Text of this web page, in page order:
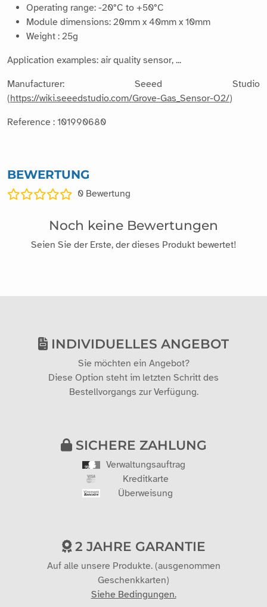
Operating range: -20°C to +50°C
Module dimensions: 20mm x 40mm x 10mm
Weight : 25g
Application examples: air quality sensor, ...
Manufacturer: Seeed Studio
(https://wiki.seeedstudio.com/Grove-Gas_Sensor-O2/)
Reference : 101990680
BEWERTUNG
0 Bewertung
Noch keine Bewertungen
Seien Sie der Erste, der dieses Produkt bewertet!
INDIVIDUELLES ANGEBOT
Sie möchten ein Angebot?
Diese Option steht im letzten Schritt des
Bestellvorgangs zur Verfügung.
SICHERE ZAHLUNG
Verwaltungsauftrag
Kreditkarte
Überweisung
2 JAHRE GARANTIE
Auf alle unsere Produkte. (ausgenommen
Geschenkkarten)
Siehe Bedingungen.